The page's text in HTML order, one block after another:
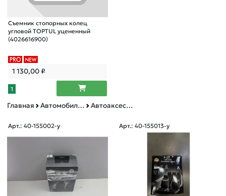
Съемник стопорных колец
угловой TOPTUL уцененный
(4026616900)
1 130,00₽
1
Главная Автомобильные товары, инструменты Автоаксессуары и принадлежности
Арт.: 40-155002-у Арт.: 40-155013-у